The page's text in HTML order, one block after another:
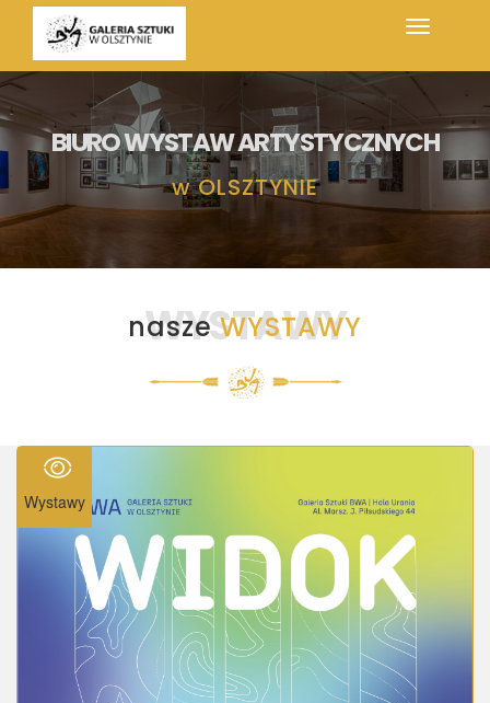
BIURO WYSTAW ARTYSTYCZNYCH
w OLSZTYNIE
WYSTAWY
naszeWYSTAWY
Wystawy